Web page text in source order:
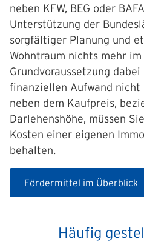
neben KFW, BEG oder
Unterstützung der
sorgfältiger Planung und
Wohntraum nichts mehr im
Grundvoraussetzung dabei
finanziellen Aufwand nicht
neben dem Kaufpreis,
Darlehenshöhe, müssen
Kosten einer eigenen
behalten.
Fördermittel im Überblick
Häufig